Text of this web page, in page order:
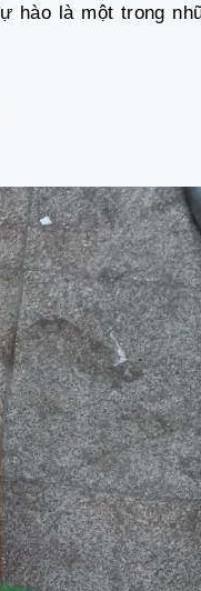
hào là một trong